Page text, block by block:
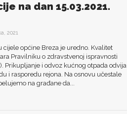
na dan 15.03.2021.
2021
općine Breza je uredno. Kvalitet
Pravilniku o zdravstvenoj ispravnosti
Prikupljanje i odvoz kućnog otpada odvija
i rasporedu rejona. Na osnovu učestale
na građane da...